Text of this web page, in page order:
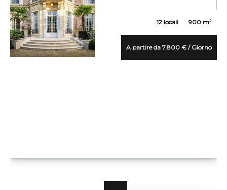
12 locali 900 m²
A partire da 7.800 € / Giorno